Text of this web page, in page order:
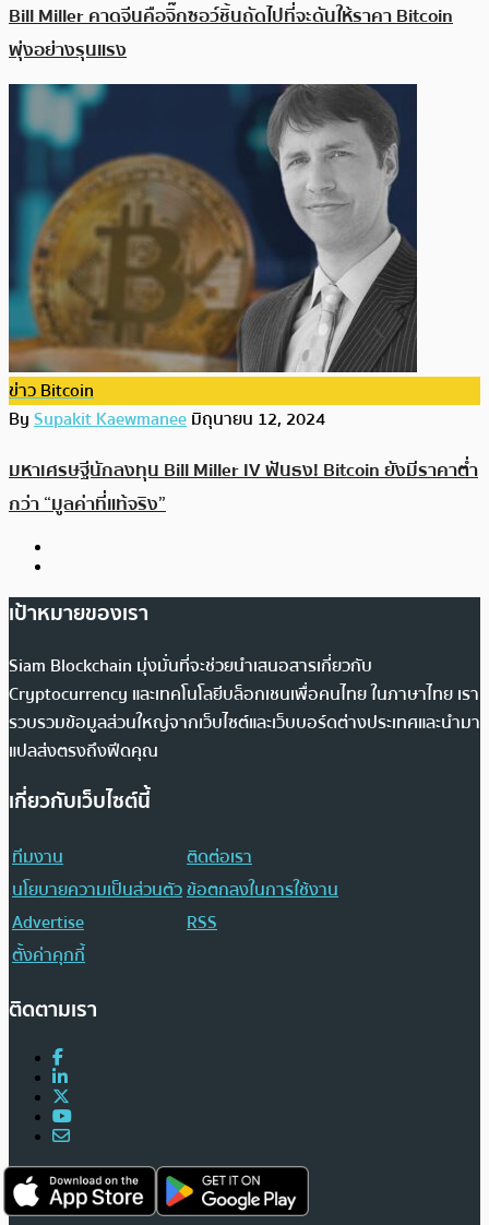
Bill Miller คาดจีนคือจิ๊กซอว์ชิ้นถัดไปที่จะดันให้ราคา Bitcoin
พุ่งอย่างรุนแรง
ข่าว Bitcoin
BySupakit Kaewmaneeมิถุนายน 12, 2024
มหาเศรษฐีนักลงทุน Bill Miller IV ฟันธง! Bitcoin ยังมีราคาต่ำ
กว่า “มูลค่าที่แท้จริง”
เป้าหมายของเรา
Siam Blockchain มุ่งมั่นที่จะช่วยนำเสนอสารเกี่ยวกับ
Cryptocurrency และเทคโนโลยีบล็อกเชนเพื่อคนไทย ในภาษาไทย เรา
รวบรวมข้อมูลส่วนใหญ่จากเว็บไซต์และเว็บบอร์ดต่างประเทศและนำมา
แปลส่งตรงถึงฟีดคุณ
เกี่ยวกับเว็บไซต์นี้
ทีมงาน
ติดต่อเรา
นโยบายความเป็นส่วนตัวข้อตกลงในการใช้งาน
Advertise
RSS
ตั้งค่าคุกกี้
ติดตามเรา